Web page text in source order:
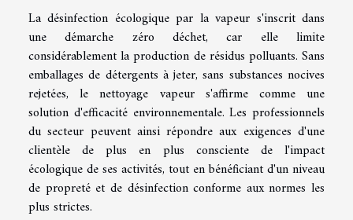
La désinfection écologique par la vapeur s'inscrit dans
une démarche zéro déchet, car elle limite
considérablement la production de résidus polluants. Sans
emballages de détergents à jeter, sans substances nocives
rejetées, le nettoyage vapeur s'affirme comme une
solution d'efficacité environnementale. Les professionnels
du secteur peuvent ainsi répondre aux exigences d'une
clientèle de plus en plus consciente de l'impact
écologique de ses activités, tout en bénéficiant d'un niveau
de propreté et de désinfection conforme aux normes les
plus strictes.